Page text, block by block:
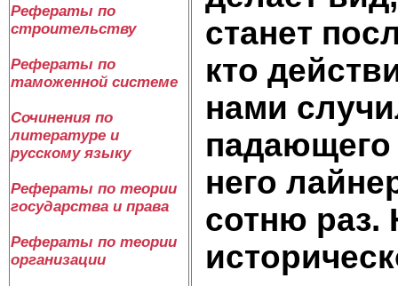
Рефераты по
строительству
Рефераты по
таможенной системе
Сочинения по
литературе и
русскому языку
Рефераты по теории
государства и права
Рефераты по теории
организации
станет
кто
нами
падающего
него
сотню раз.